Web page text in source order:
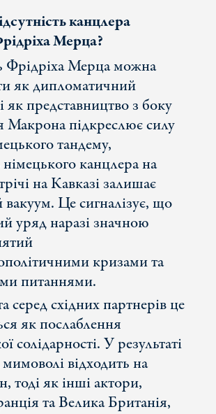
канцлера
Мерца?
Фрідріха Мерца можна
як дипломатичний
як представництво з боку
підкреслює силу
тандему,
німецького канцлера на
на Кавказі залишає
вакуум. Це сигналізує, що
уряд наразі значною
кризами та
питаннями.
серед східних партнерів це
як послаблення
солідарності. У результаті
відходить на
тоді як інші актори,
та Велика Британія,